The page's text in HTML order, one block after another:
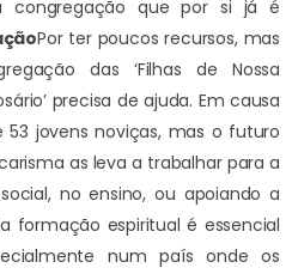
congregação que por si já é
Por ter poucos recursos, mas
das ‘Filhas de Nossa
precisa de ajuda. Em causa
jovens noviças, mas o futuro
as leva a trabalhar para a
no ensino, ou apoiando a
formação espiritual é essencial
num país onde os